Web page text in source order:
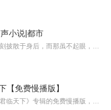
小说|都市
【免费慢播版】